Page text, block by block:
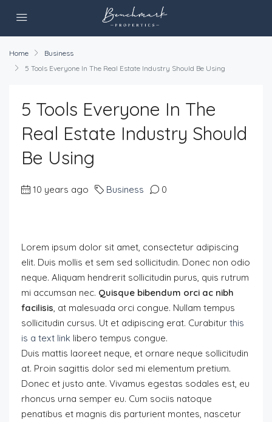
Home
Business
5 Tools Everyone In The Real Estate Industry Should Be Using
5 Tools Everyone In The
Real Estate Industry Should
Be Using
10 years ago Business 0
Lorem ipsum dolor sit amet, consectetur adipiscing
elit. Duis mollis et sem sed sollicitudin. Donec non odio
neque. Aliquam hendrerit sollicitudin purus, quis rutrum
mi accumsan nec. Quisque bibendum orci ac nibh
facilisis, at malesuada orci congue. Nullam tempus
sollicitudin cursus. Ut et adipiscing erat. Curabitur this
is a text link libero tempus congue.
Duis mattis laoreet neque, et ornare neque sollicitudin
at. Proin sagittis dolor sed mi elementum pretium.
Donec et justo ante. Vivamus egestas sodales est, eu
rhoncus urna semper eu. Cum sociis natoque
penatibus et magnis dis parturient montes, nascetur